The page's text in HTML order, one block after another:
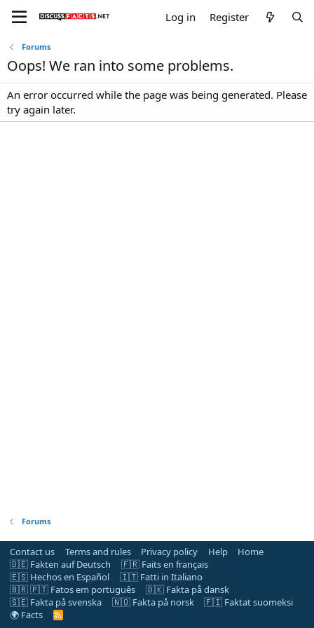
Log in Register
Forums
Oops! We ran into some problems.
An error occurred while the page was being generated. Please
try again later.
Forums
Contact us Terms and rules Privacy policy Help
Home
🇩🇪 Fakten auf Deutsch
🇫🇷 Faits en français
🇪🇸 Hechos en Español
🇮🇹 Fatti in Italiano
🇧🇷 🇵🇹 Fatos em português
🇩🇰 Fakta på dansk
🇸🇪 Fakta på svenska
🇳🇴 Fakta på norsk
🇫🇮 Faktat suomeksi
🌍 Facts
R